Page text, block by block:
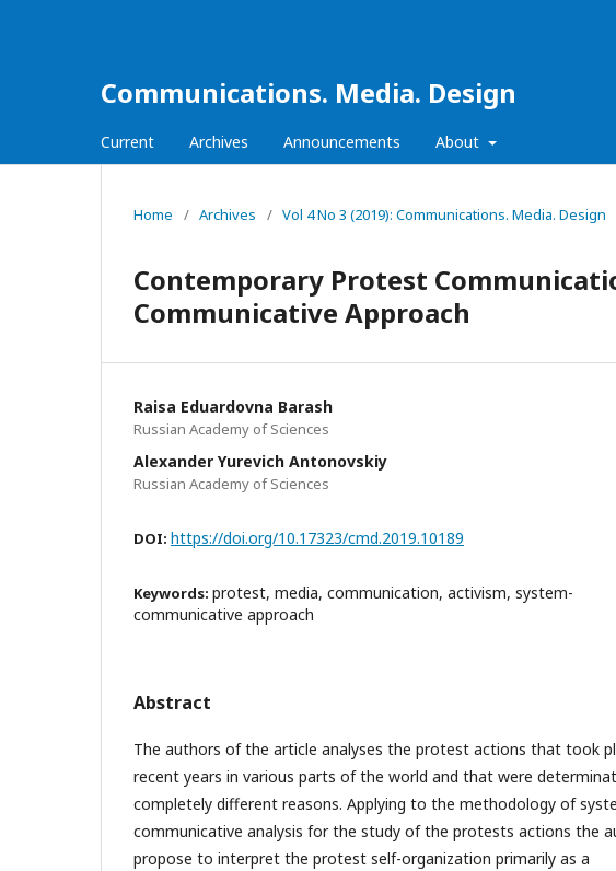
Communications. Media. Design
Current Archives Announcements About
Home / Archives / Vol 4 No 3 (2019): Communications. Media. Design
Contemporary Protest
Communicative Approach
Raisa Eduardovna Barash
Russian Academy of Sciences
Alexander Yurevich Antonovskiy
Russian Academy of Sciences
DOI: https://doi.org/10.17323/cmd.2019.10189
Keywords: protest, media, communication, activism, system-
communicative approach
Abstract
The authors of the article analyses the protest actions that took
recent years in various parts of the world and that were
completely different reasons. Applying to the methodology of
communicative analysis for the study of the protests actions the
propose to interpret the protest self-organization primarily as a